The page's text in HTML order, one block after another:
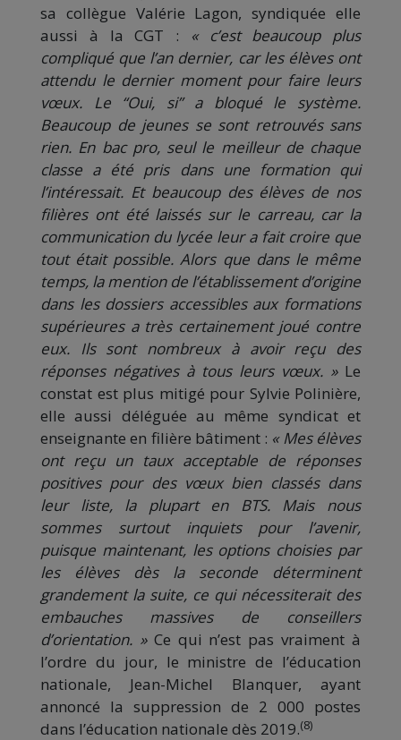
sa collègue Valérie Lagon, syndiquée elle
aussi à la CGT : « c’est beaucoup plus
compliqué que l’an dernier, car les élèves ont
attendu le dernier moment pour faire leurs
vœux. Le “Oui, si” a bloqué le système.
Beaucoup de jeunes se sont retrouvés sans
rien. En bac pro, seul le meilleur de chaque
classe a été pris dans une formation qui
l’intéressait. Et beaucoup des élèves de nos
filières ont été laissés sur le carreau, car la
communication du lycée leur a fait croire que
tout était possible. Alors que dans le même
temps, la mention de l’établissement d’origine
dans les dossiers accessibles aux formations
supérieures a très certainement joué contre
eux. Ils sont nombreux à avoir reçu des
réponses négatives à tous leurs vœux. »Le
constat est plus mitigé pour Sylvie Polinière,
elle aussi déléguée au même syndicat et
enseignante en filière bâtiment : « Mes élèves
ont reçu un taux acceptable de réponses
positives pour des vœux bien classés dans
leur liste, la plupart en BTS. Mais nous
sommes surtout inquiets pour l’avenir,
puisque maintenant, les options choisies par
les élèves dès la seconde déterminent
grandement la suite, ce qui nécessiterait des
embauches massives de conseillers
d’orientation. »Ce qui n’est pas vraiment à
l’ordre du jour, le ministre de l’éducation
nationale, Jean-Michel Blanquer, ayant
annoncé la suppression de 2 000 postes
dans l’éducation nationale dès 2019.(8)